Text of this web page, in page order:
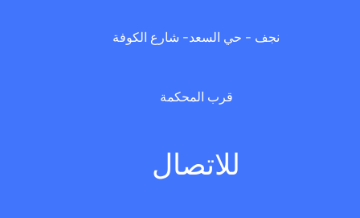
نجف - حي السعد- شارع الكوفة
قرب المحكمة
للاتصال